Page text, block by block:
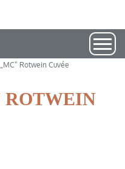
„MC“ Rotwein Cuvée
ROTWEIN